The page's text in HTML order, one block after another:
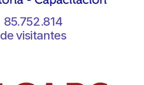
85.752.814
de visitantes